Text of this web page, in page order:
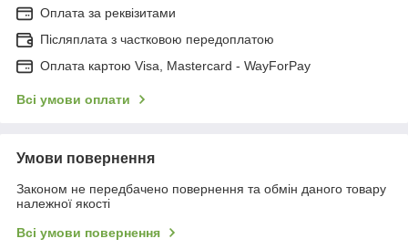
Оплата за реквізитами
Післяплата з частковою передоплатою
Оплата картою Visa, Mastercard - WayForPay
Всі умови оплати
Умови повернення
Законом не передбачено повернення та обмін даного товару
належної якості
Всі умови повернення